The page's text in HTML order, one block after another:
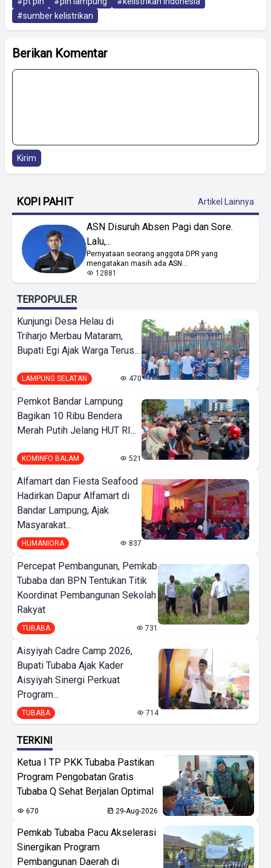
#sumber kelistrikan
Berikan Komentar
Kirim
KOPI PAHIT Artikel Lainnya
ASN Disuruh Absen Pagi dan Sore.
Lalu,...
Pernyataan seorang anggota DPR yang
mengatakan masih ada ASN...
12881
TERPOPULER
Kunjungi Desa Helau di
Triharjo Merbau Mataram,
Bupati Egi Ajak Warga Terus...
LAMPUNG SELATAN 470
Pemkot Bandar Lampung
Bagikan 10 Ribu Bendera
Merah Putih Jelang HUT RI...
KOMINFO BALAM 521
Alfamart dan Fiesta Seafood
Hadirkan Dapur Alfamart di
Bandar Lampung, Ajak
Masyarakat...
HUMANIORA 837
Percepat Pembangunan, Pemkab
Tubaba dan BPN Tentukan Titik
Koordinat Pembangunan Sekolah
Rakyat
TUBABA 731
Aisyiyah Cadre Camp 2026,
Bupati Tubaba Ajak Kader
Aisyiyah Sinergi Perkuat
Program...
TUBABA 714
TERKINI
Ketua I TP PKK Tubaba Pastikan
Program Pengobatan Gratis
Tubaba Q Sehat Berjalan Optimal
670 29-Aug-2026
Pemkab Tubaba Pacu Akselerasi
Sinergikan Program
Pembangunan Daerah di